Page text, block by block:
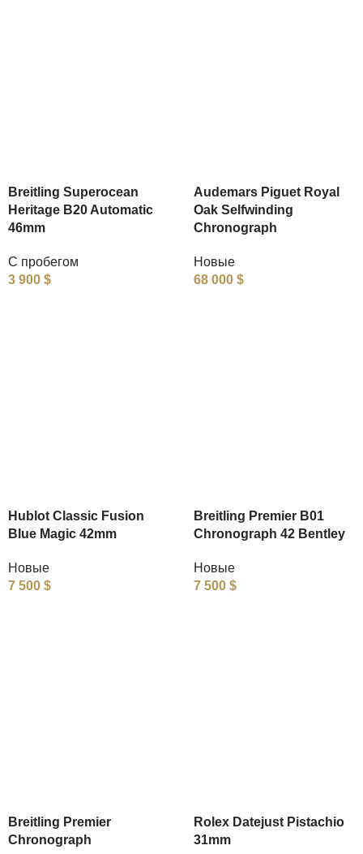
Breitling Superocean
Heritage B20 Automatic
46mm
С пробегом
3 900 $
Audemars Piguet Royal
Oak Selfwinding
Chronograph
Новые
68 000 $
Hublot Classic Fusion
Blue Magic 42mm
Новые
7 500 $
Breitling Premier B01
Chronograph 42 Bentley
Новые
7 500 $
Breitling Premier
Chronograph
Rolex Datejust Pistachio
31mm